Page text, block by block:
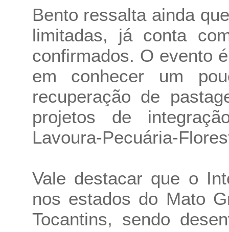
Bento ressalta ainda
limitadas, já conta
confirmados. O evento
em conhecer um
recuperação de
projetos de
Lavoura-Pecuária-
Vale destacar que o
nos estados do Mato
Tocantins, sendo